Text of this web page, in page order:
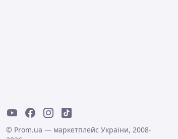
© Prom.ua — маркетплейс України, 2008-